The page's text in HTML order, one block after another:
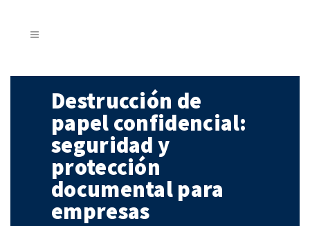
Destrucción de
papel confidencial:
seguridad y
protección
documental para
empresas